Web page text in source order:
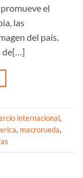
el
las
del país.
de[…]
internacional,
, macrorueda,